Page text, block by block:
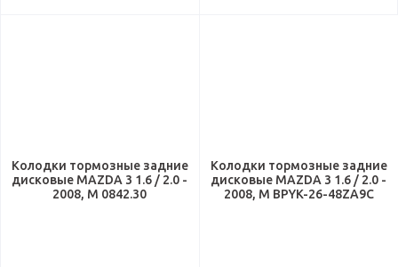
Колодки тормозные задние
дисковые MAZDA 3 1.6 / 2.0 -
2008, M 0842.30
Колодки тормозные задние
дисковые MAZDA 3 1.6 / 2.0 -
2008, M BPYK-26-48ZA9C